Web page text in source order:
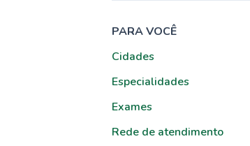
PARA VOCÊ
Cidades
Especialidades
Exames
Rede de atendimento